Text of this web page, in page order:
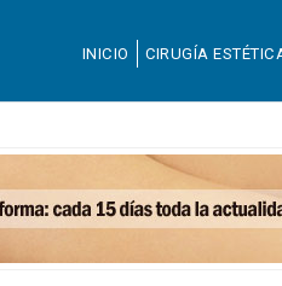
INICIO CIRUGÍA